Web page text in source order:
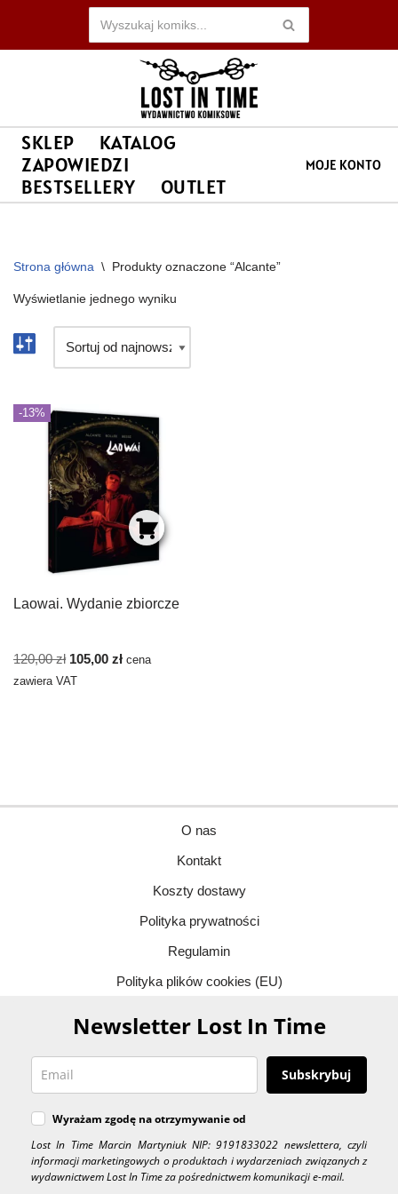
Przejdź
SKLEP
KATALOG
ZAPOWIEDZI
BESTSELLERY
OUTLET
MOJE KONTO
Strona główna \ Produkty oznaczone “Alcante”
Wyświetlanie jednego wyniku
-13%
Laowai. Wydanie zbiorcze
120,00zł 105,00 zł cena
zawiera VAT
O nas
Kontakt
Koszty dostawy
Polityka prywatności
Regulamin
Polityka plików cookies (EU)
Newsletter Lost In Time
Subskrybuj
Wyrażam zgodę na otrzymywanie od
Lost In Time Marcin Martyniuk NIP: 9191833022 newslettera, czyli
informacji marketingowych o produktach i wydarzeniach związanych z
wydawnictwem Lost In Time za pośrednictwem komunikacji e-mail.